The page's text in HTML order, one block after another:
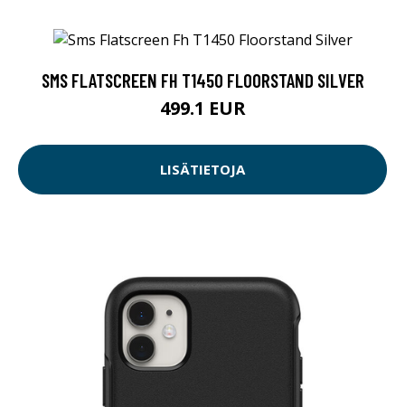
SMS FLATSCREEN FH T1450 FLOORSTAND SILVER
499.1 EUR
LISÄTIETOJA